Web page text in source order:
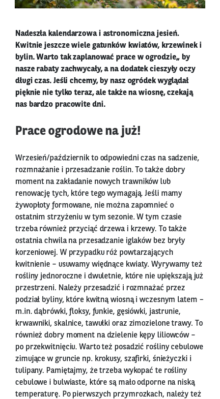
Nadeszła kalendarzowa i astronomiczna jesień.
Kwitnie jeszcze wiele gatunków kwiatów, krzewinek i
bylin. Warto tak zaplanować prace w ogrodzie,, by
nasze rabaty zachwycały, a na dodatek cieszyły oczy
długi czas. Jeśli chcemy, by nasz ogródek wyglądał
pięknie nie tylko teraz, ale także na wiosnę, czekają
nas bardzo pracowite dni.
Prace ogrodowe na już!
Wrzesień/październik to odpowiedni czas na sadzenie,
rozmnażanie i przesadzanie roślin. To także dobry
moment na zakładanie nowych trawników lub
renowację tych, które tego wymagają. Jeśli mamy
żywopłoty formowane, nie można zapomnieć o
ostatnim strzyżeniu w tym sezonie. W tym czasie
trzeba również przyciąć drzewa i krzewy. To także
ostatnia chwila na przesadzanie iglaków bez bryły
korzeniowej. W przypadku róż powtarzających
kwitnienie – usuwamy więdnące kwiaty. Wyrywamy też
rośliny jednoroczne i dwuletnie, które nie upiększają już
przestrzeni. Należy przesadzić i rozmnażać przez
podział byliny, które kwitną wiosną i wczesnym latem –
m.in. dąbrówki, floksy, funkie, gęsiówki, jastrunie,
krwawniki, skalnice, tawułki oraz zimozielone trawy. To
również dobry moment na dzielenie kępy liliowców –
po przekwitnięciu. Warto też posadzić rośliny cebulowe
zimujące w gruncie np. krokusy, szafirki, śnieżyczki i
tulipany. Pamiętajmy, że trzeba wykopać te rośliny
cebulowe i bulwiaste, które są mało odporne na niską
temperaturę. Po pierwszych przymrozkach, należy też